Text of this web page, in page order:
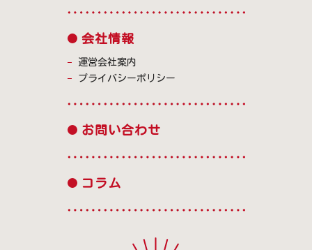
会社情報
運営会社案内
プライバシーポリシー
お問い合わせ
コラム